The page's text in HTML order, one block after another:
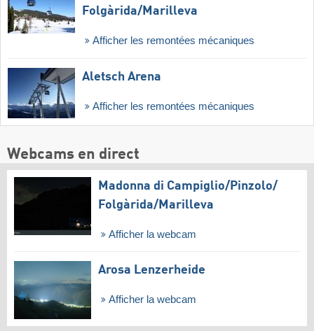
Folgàrida/​Marilleva
Afficher les remontées mécaniques
Aletsch Arena
Afficher les remontées mécaniques
Webcams en direct
Madonna di Campiglio/​Pinzolo/​
Folgàrida/​Marilleva
Afficher la webcam
Arosa Lenzerheide
Afficher la webcam